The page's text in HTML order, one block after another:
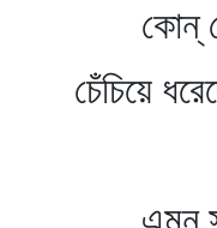
কোন্‌
চেঁচিয়ে